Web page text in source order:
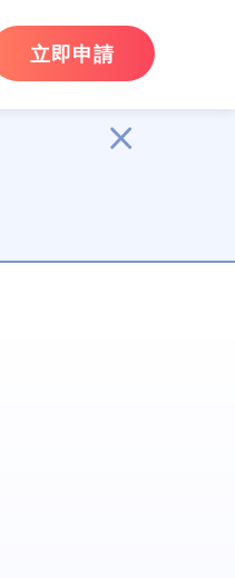
立即申請